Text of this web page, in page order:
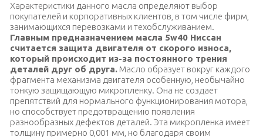
Характеристики данного масла определяют выбор
покупателей и корпоративных клиентов, в том числе фирм,
занимающихся перевозками и техобслуживанием.
Главным предназначением масла 5w40 Ниссан
считается защита двигателя от скорого износа,
который происходит из-за постоянного трения
деталей друг об друга. Масло образует вокруг каждого
фрагмента механизма двигателя особенную, необычайно
тонкую защищающую микропленку. Она не создает
препятствий для нормального функционирования мотора,
но способствует предотвращению появления
разнообразных дефектов деталей. Эта микропленка имеет
толщину примерно 0,001 мм, но благодаря своим